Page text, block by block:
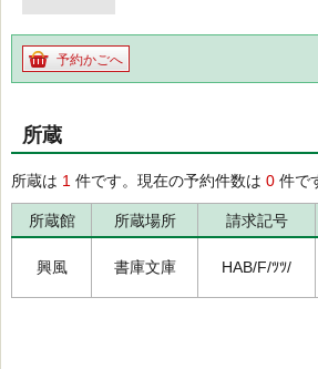
予約かごへ
所蔵
所蔵は 1 件です。現在の予約件数は 0 件で
所蔵館 所蔵場所 請求記号
興風 書庫文庫 HAB/F/ﾂﾂ/